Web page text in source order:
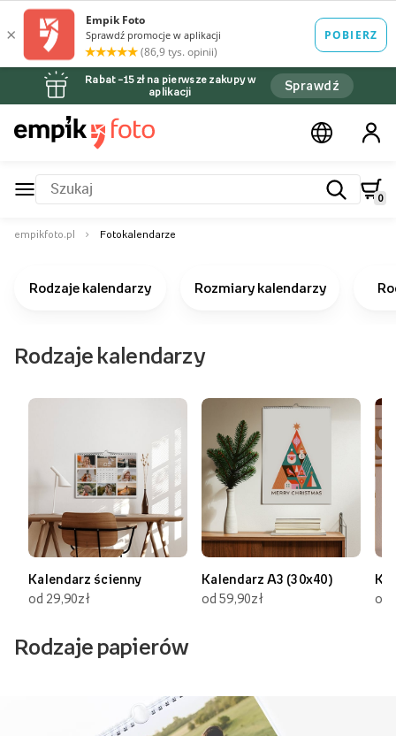
Rabat –15 zł na pierwsze zakupy w
aplikacji
Sprawdź
0
empikfoto.pl Fotokalendarze
Rodzaje kalendarzy Rozmiary kalendarzy
Rodzaje kalendarzy
Kalendarz ścienny
od 29,90zł
Kalendarz A3 (30x40)
od 59,90zł
od
Rodzaje papierów